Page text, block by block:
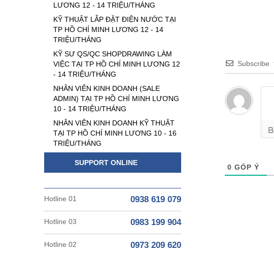
LƯƠNG 12 - 14 TRIỆU/THÁNG
KỸ THUẬT LẮP ĐẶT ĐIỆN NƯỚC TẠI
TP HỒ CHÍ MINH LƯƠNG 12 - 14
TRIỆU/THÁNG
KỸ SƯ QS/QC SHOPDRAWING LÀM
VIỆC TẠI TP HỒ CHÍ MINH LƯƠNG 12
- 14 TRIỆU/THÁNG
NHÂN VIÊN KINH DOANH (SALE
ADMIN) TẠI TP HỒ CHÍ MINH LƯƠNG
10 - 14 TRIỆU/THÁNG
NHÂN VIÊN KINH DOANH KỸ THUẬT
TẠI TP HỒ CHÍ MINH LƯƠNG 10 - 16
TRIỆU/THÁNG
SUPPORT ONLINE
Hotline 01 0938 619 079
Hotline 03 0983 199 904
Hotline 02 0973 209 620
Subscribe
0 GÓP Ý